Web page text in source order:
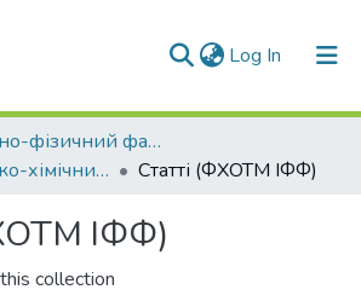
Log In (current)
Інженерно-фізичний факультет (ІФФ)
Кафедра фізико-хімічних основ технології металів (ФХОТМ ІФФ)
Статті (ФХОТМ ІФФ)
ІФФ)
collection